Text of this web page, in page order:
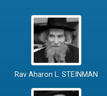
Rav Aharon L. STEINMAN